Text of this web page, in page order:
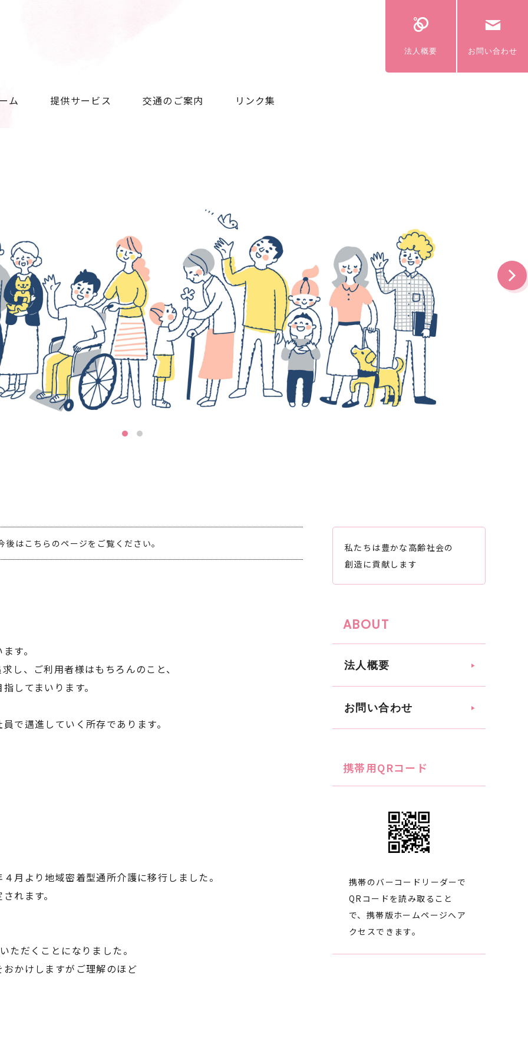
法人概要 お問い合わせ
ム 提供サービス 交通のご案内 リンク集
はこちらのページをご覧ください。
す。
し、ご利用者様はもちろんのこと、
してまいります。
で邁進していく所存であります。
月より地域密着型通所介護に移行しました。
れます。
ただくことになりました。
かけしますがご理解のほど
私たちは豊かな高齢社会の
創造に貢献します
ABOUT
法人概要
お問い合わせ
携帯用QRコード
携帯のバーコードリーダーで
QRコードを読み取ること
で、携帯版ホームページへア
クセスできます。